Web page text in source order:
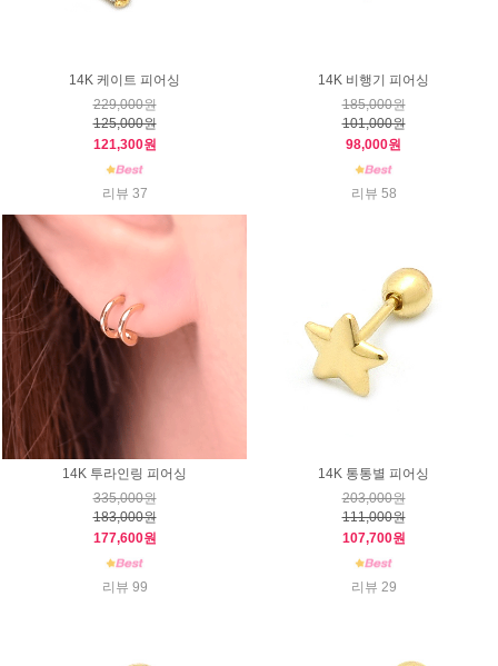
14K 케이트 피어싱
229,000원
125,000원
121,300원
리뷰 37
14K 비행기 피어싱
185,000원
101,000원
98,000원
리뷰 58
14K 투라인링 피어싱
335,000원
183,000원
177,600원
리뷰 99
14K 통통별 피어싱
203,000원
111,000원
107,700원
리뷰 29